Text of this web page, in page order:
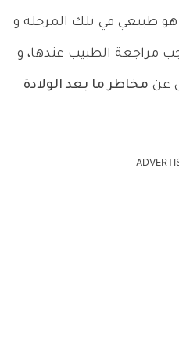
طبيعي في تلك المرحلة و
مراجعة الطبيب عندها، و
عن مخاطر ما بعد الولادة